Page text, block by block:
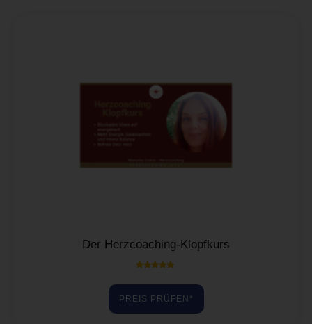
Der Herzcoaching-Klopfkurs
PREIS PRÜFEN*